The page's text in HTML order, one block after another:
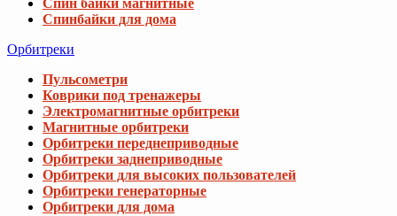
Спин байки магнитные
Спинбайки для дома
Орбитреки
Пульсометри
Коврики под тренажеры
Электромагнитные орбитреки
Магнитные орбитреки
Орбитреки переднеприводные
Орбитреки заднеприводные
Орбитреки для высоких пользователей
Орбитреки генераторные
Орбитреки для дома